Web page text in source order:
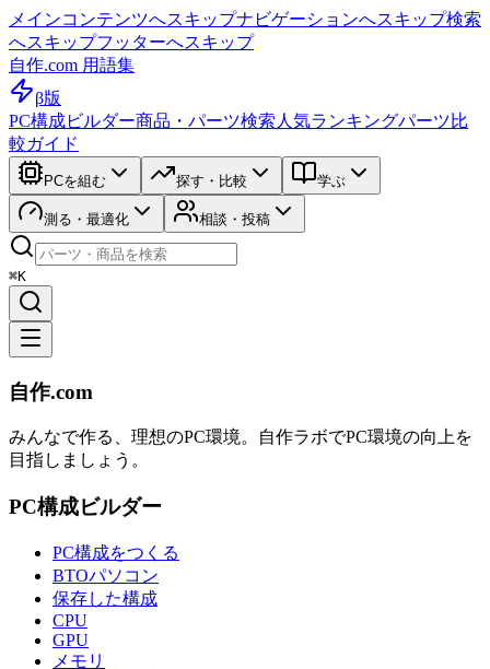
メインコンテンツへスキップナビゲーションへスキップ検索
へスキップフッターへスキップ
自作.com 用語集
β版
PC構成ビルダー商品・パーツ検索 人気ランキングパーツ比
較ガイド
PCを組む 探す・比較 学ぶ
測る・最適化 相談・投稿
⌘K
自作.com
みんなで作る、理想のPC環境。 自作ラボでPC環境の向上を
目指しましょう。
PC構成ビルダー
PC構成をつくる
BTOパソコン
保存した構成
CPU
GPU
メモリ